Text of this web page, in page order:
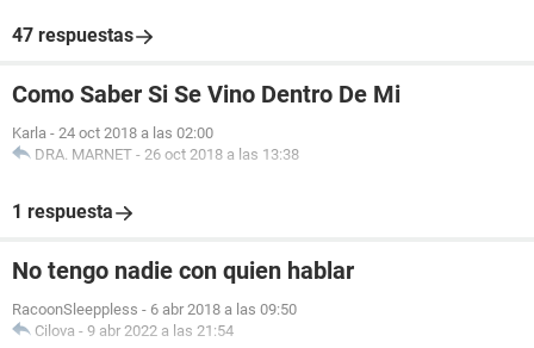
47 respuestas
Como Saber Si Se Vino Dentro De Mi
Karla - 24 oct 2018 a las 02:00
DRA. MARNET - 26 oct 2018 a las 13:38
1 respuesta
No tengo nadie con quien hablar
RacoonSleeppless - 6 abr 2018 a las 09:50
Cilova - 9 abr 2022 a las 21:54